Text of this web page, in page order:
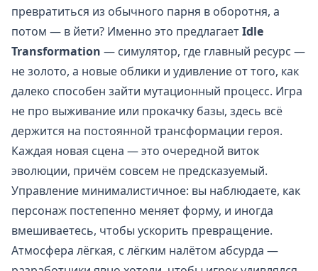
превратиться из обычного парня в оборотня, а
потом — в йети? Именно это предлагаетIdle
Transformation — симулятор, где главный ресурс —
не золото, а новые облики и удивление от того, как
далеко способен зайти мутационный процесс. Игра
не про выживание или прокачку базы, здесь всё
держится на постоянной трансформации героя.
Каждая новая сцена — это очередной виток
эволюции, причём совсем не предсказуемый.
Управление минималистичное: вы наблюдаете, как
персонаж постепенно меняет форму, и иногда
вмешиваетесь, чтобы ускорить превращение.
Атмосфера лёгкая, с лёгким налётом абсурда —